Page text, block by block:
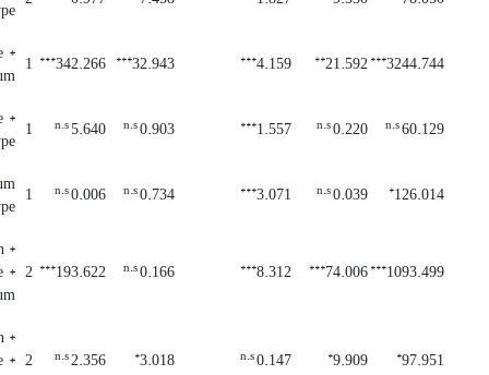
3244.744
***
21.592
**
4.159
***
32.943
***
342.266
***
1
*
60.129
n.s
0.220
n.s
1.557
***
0.903
n.s
5.640
n.s
1
*
126.014
*
0.039
n.s
3.071
***
0.734
n.s
0.006
n.s
1
1093.499
***
74.006
***
8.312
***
0.166
n.s
193.622
***
2
*
*
97.951
*
9.909
*
0.147
n.s
3.018
*
2.356
n.s
2
*
*